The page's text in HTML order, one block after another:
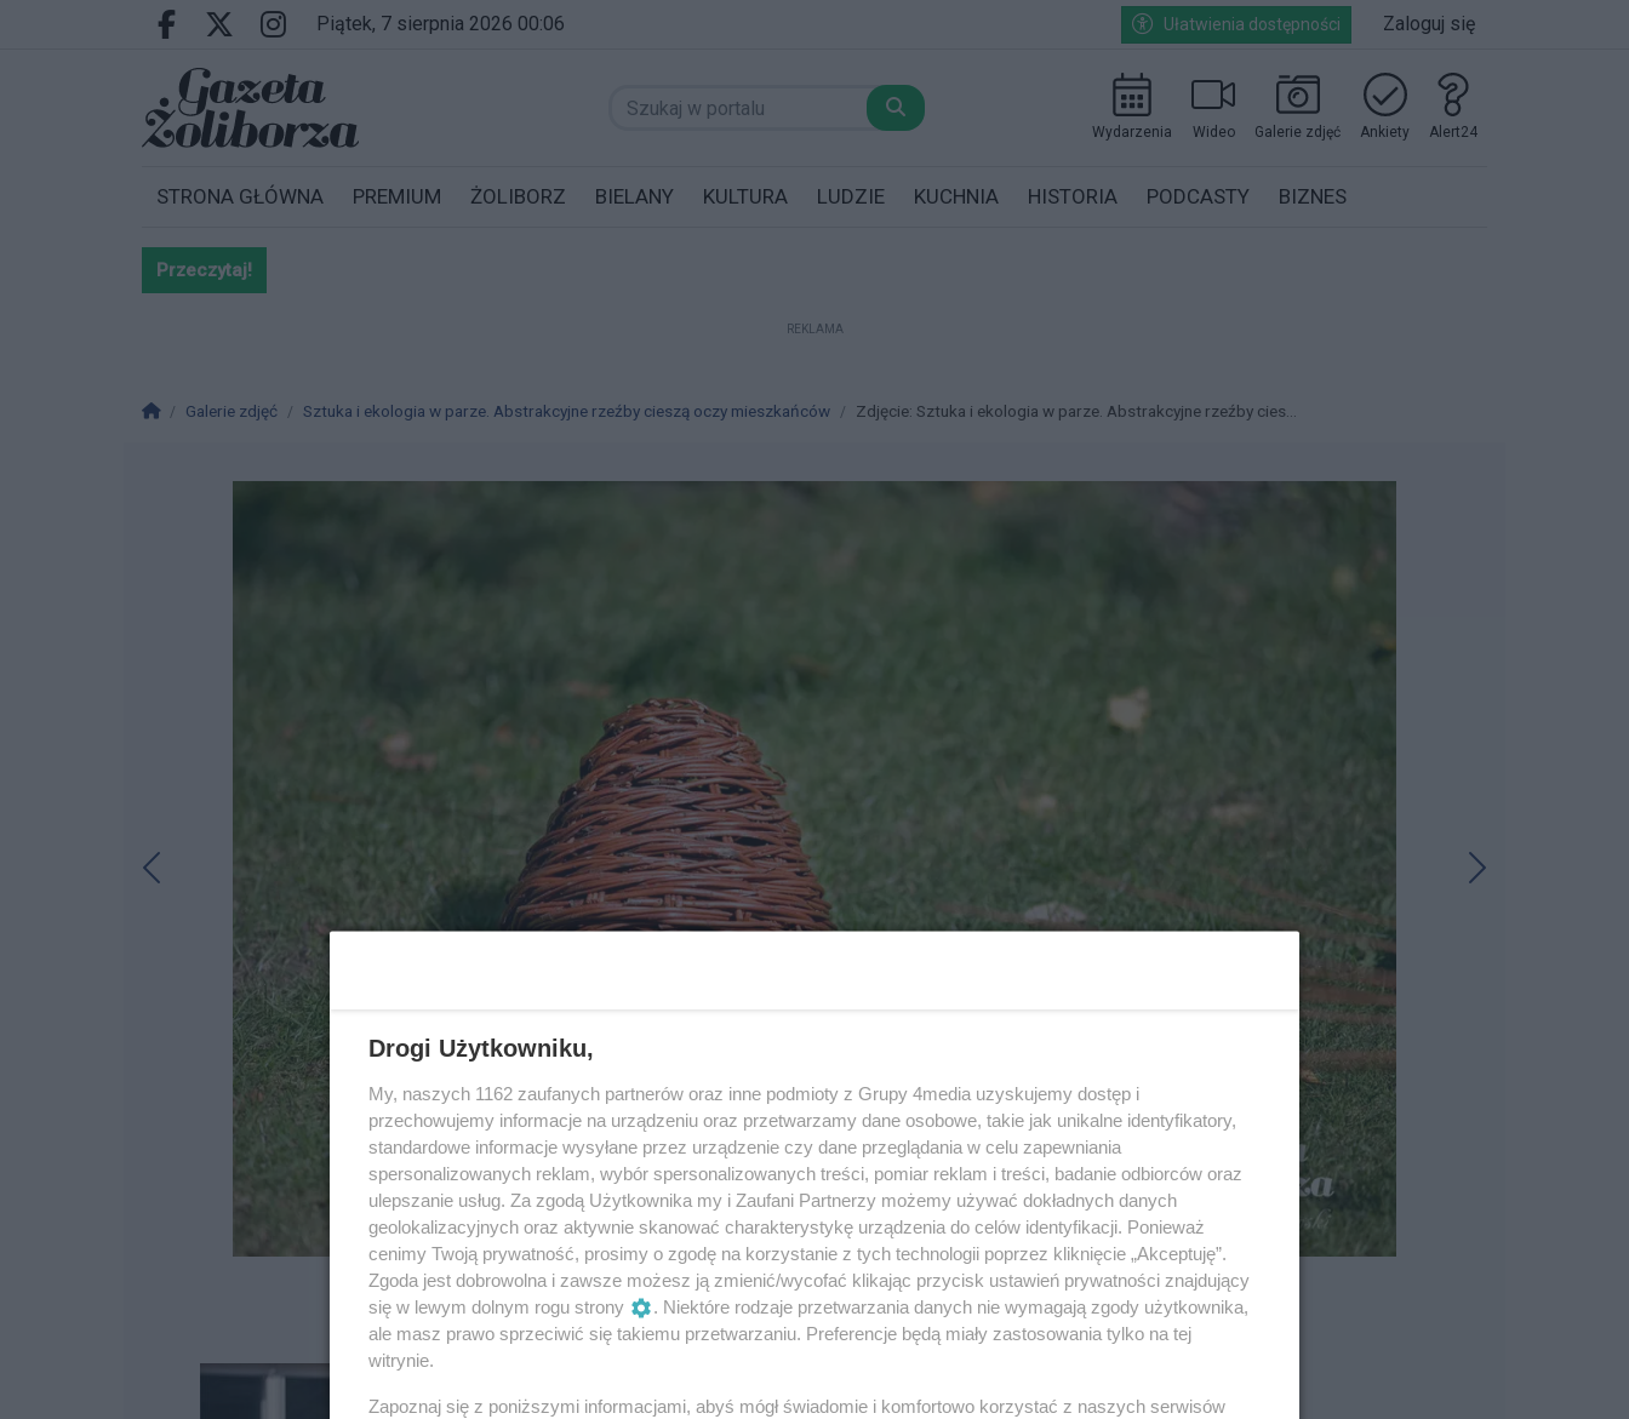
Przejdź do głównych treści
Przejdź do wyszukiwarki
Przejdź do głównego menu
Facebook.com
X.comInstagram.com
piątek, 7 sierpnia 2026 00:06 Ułatwienia dostępności Zaloguj się
Wydarzenia Wideo Galerie zdjęć Ankiety Alert24
STRONA GŁÓWNA PREMIUM ŻOLIBORZ BIELANY KULTURA LUDZIE KUCHNIA HISTORIA PODCASTY BIZNES
Przeczytaj!
REKLAMA
Strona główna
Galerie zdjęć Sztuka i ekologia w parze. Abstrakcyjne rzeźby cieszą oczy mieszkańców Zdjęcie: Sztuka i ekologia w parze. Abstrakcyjne rzeźby cies...
3 / 73
Drogi Użytkowniku,
My, naszych 1162 zaufanych partnerów oraz inne podmioty z Grupy 4media uzyskujemy dostęp i
przechowujemy informacje na urządzeniu oraz przetwarzamy dane osobowe, takie jak unikalne identyfikatory,
standardowe informacje wysyłane przez urządzenie czy dane przeglądania w celu zapewniania
spersonalizowanych reklam, wybór spersonalizowanych treści, pomiar reklam i treści, badanie odbiorców oraz
ulepszanie usług. Za zgodą Użytkownika my i Zaufani Partnerzy możemy używać dokładnych danych
geolokalizacyjnych oraz aktywnie skanować charakterystykę urządzenia do celów identyfikacji. Ponieważ
cenimy Twoją prywatność, prosimy o zgodę na korzystanie z tych technologii poprzez kliknięcie „Akceptuję”.
Zgoda jest dobrowolna i zawsze możesz ją zmienić/wycofać klikając przycisk ustawień prywatności znajdujący
się w lewym dolnym rogu strony
. Niektóre rodzaje przetwarzania danych nie wymagają zgody użytkownika,
ale masz prawo sprzeciwić się takiemu przetwarzaniu. Preferencje będą miały zastosowania tylko na tej
witrynie.
Zapoznaj się z poniższymi informacjami, abyś mógł świadomie i komfortowo korzystać z naszych serwisów